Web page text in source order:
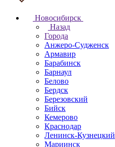
Новосибирск
Назад
Города
Анжеро-Судженск
Армавир
Барабинск
Барнаул
Белово
Бердск
Березовский
Бийск
Кемерово
Краснодар
Ленинск-Кузнецкий
Мариинск